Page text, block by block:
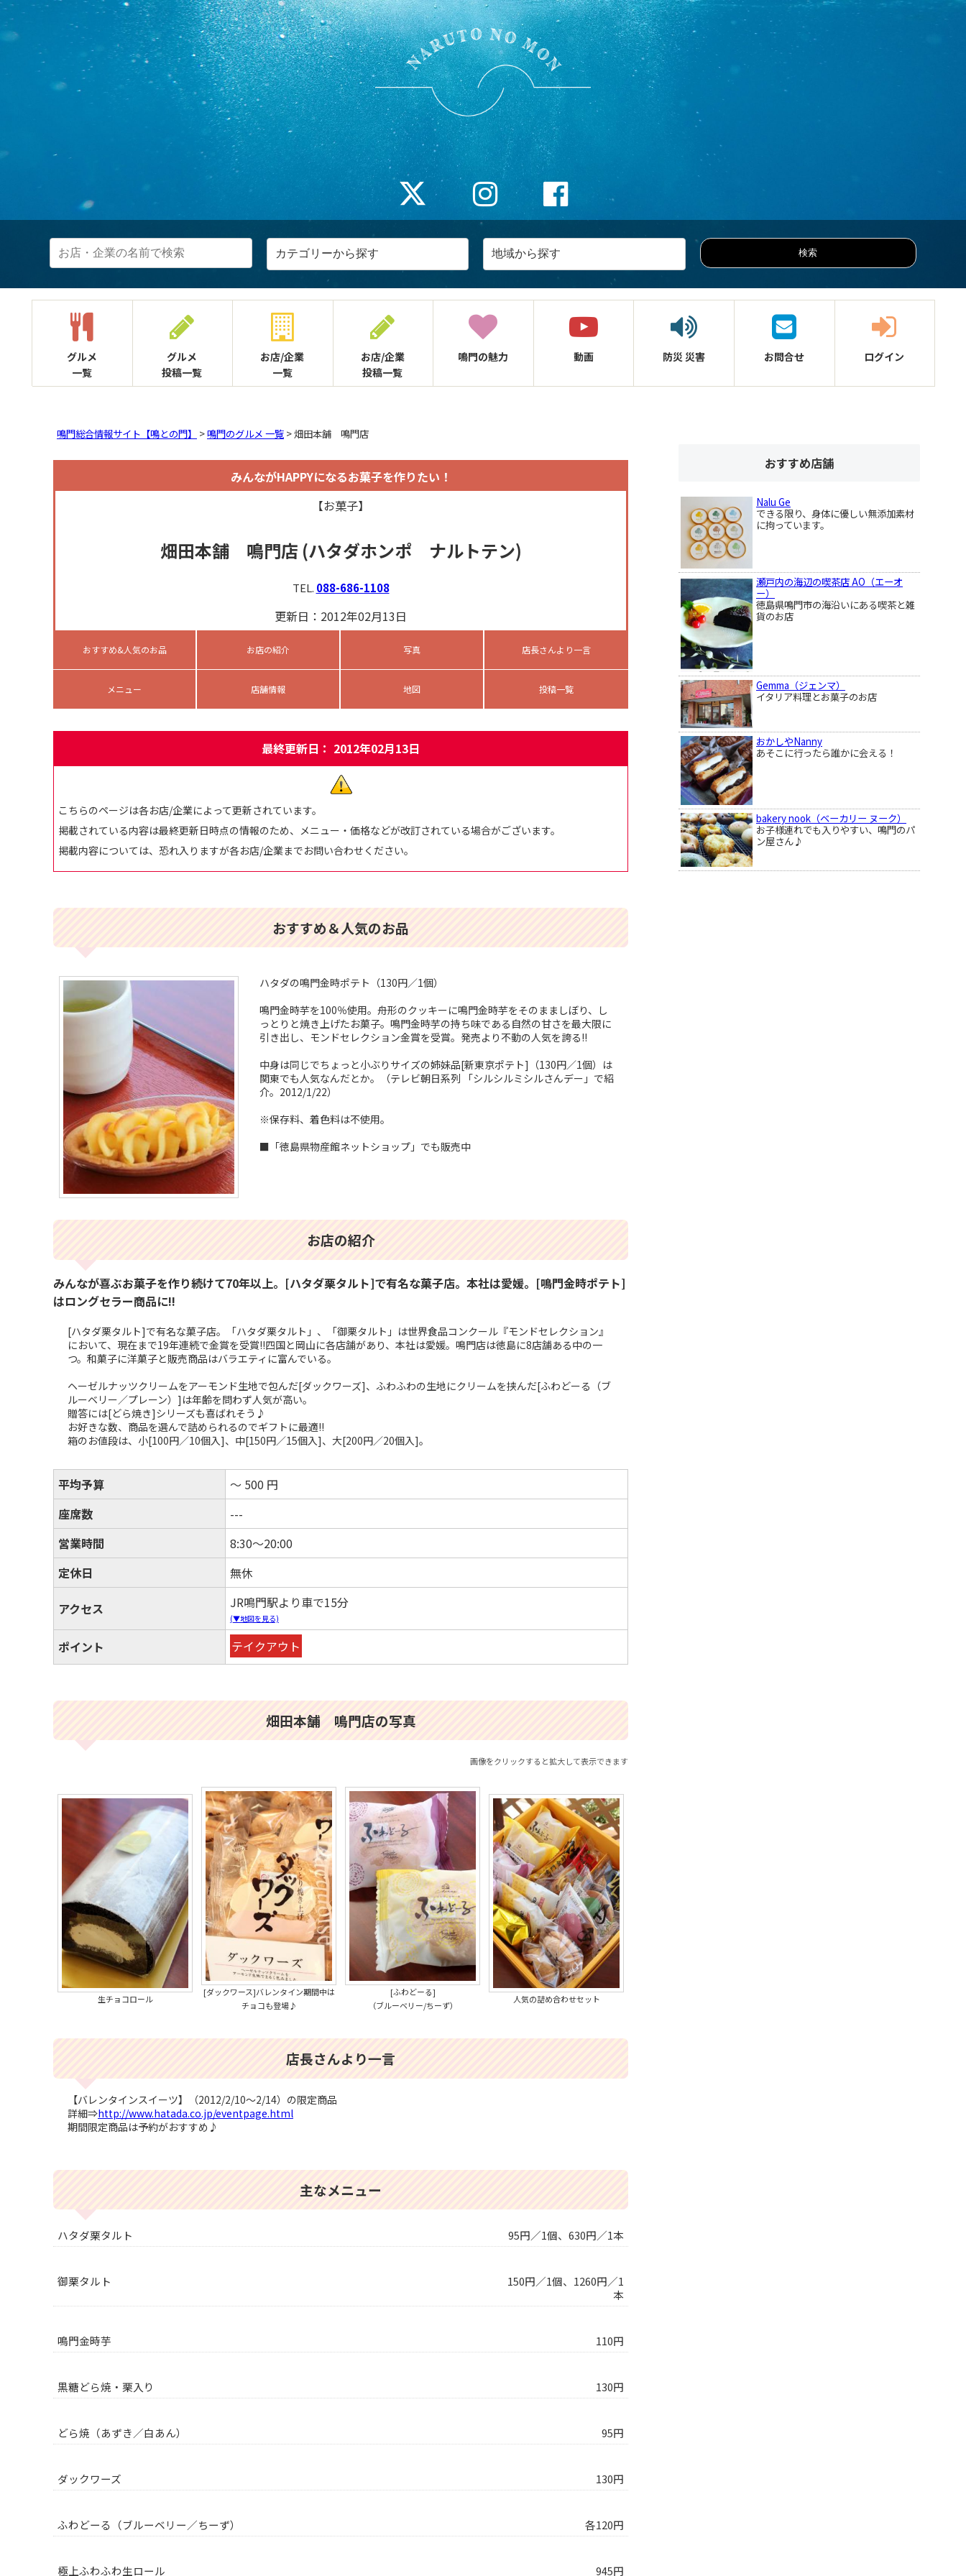
グルメ
一覧
グルメ
投稿一覧
お店/企業
一覧
お店/企業
投稿一覧
鳴門の魅力 動画 防災災害 お問合せ ログイン
鳴門総合情報サイト【鳴との門】 >鳴門のグルメ 一覧 > 畑田本舗 鳴門店
みんながHAPPYになるお菓子を作りたい！
【お菓子】
畑田本舗 鳴門店 (ハタダホンポ ナルトテン)
TEL. 088-686-1108
更新日：2012年02月13日
おすすめ&人気のお品 お店の紹介 写真 店長さんより一言
メニュー 店舗情報 地図 投稿一覧
最終更新日： 2012年02月13日
こちらのページは各お店/企業によって更新されています。
掲載されている内容は最終更新日時点の情報のため、メニュー・価格などが改訂されている場合がございます。
掲載内容については、恐れ入りますが各お店/企業までお問い合わせください。
おすすめ＆人気のお品
ハタダの鳴門金時ポテト（130円／1個）
鳴門金時芋を100％使用。舟形のクッキーに鳴門金時芋をそのまましぼり、し
っとりと焼き上げたお菓子。鳴門金時芋の持ち味である自然の甘さを最大限に
引き出し、モンドセレクション金賞を受賞。発売より不動の人気を誇る!!
中身は同じでちょっと小ぶりサイズの姉妹品[新東京ポテト]（130円／1個）は
関東でも人気なんだとか。（テレビ朝日系列 「シルシルミシルさんデー」で紹
介。2012/1/22）
※保存料、着色料は不使用。
■「徳島県物産館ネットショップ」でも販売中
お店の紹介
みんなが喜ぶお菓子を作り続けて70年以上。[ハタダ栗タルト]で有名な菓子店。本社は愛媛。[鳴門金時ポテト]
はロングセラー商品に!!
[ハタダ栗タルト]で有名な菓子店。「ハタダ栗タルト」、「御栗タルト」は世界食品コンクール『モンドセレクション』
において、現在まで19年連続で金賞を受賞!!四国と岡山に各店舗があり、本社は愛媛。鳴門店は徳島に8店舗ある中の一
つ。和菓子に洋菓子と販売商品はバラエティに富んでいる。
ヘーゼルナッツクリームをアーモンド生地で包んだ[ダックワーズ]、ふわふわの生地にクリームを挟んだ[ふわどーる（ブ
ルーベリー／プレーン）]は年齢を問わず人気が高い。
贈答には[どら焼き]シリーズも喜ばれそう♪
お好きな数、商品を選んで詰められるのでギフトに最適!!
箱のお値段は、小[100円／10個入]、中[150円／15個入]、大[200円／20個入]。
平均予算
～ 500 円
座席数
---
営業時間
8:30～20:00
定休日
無休
アクセス JR鳴門駅より車で15分
(▼地図を見る)
ポイント テイクアウト
畑田本舗 鳴門店の写真
画像をクリックすると拡大して表示できます
生チョコロール
[ダックワース]バレンタイン期間中は
チョコも登場♪
[ふわどーる]
（ブルーベリー/ちーず）
人気の詰め合わせセット
店長さんより一言
【バレンタインスイーツ】（2012/2/10～2/14）の限定商品
詳細⇒http://www.hatada.co.jp/eventpage.html
期間限定商品は予約がおすすめ♪
主なメニュー
ハタダ栗タルト 95円／1個、630円／1本
御栗タルト
150円／1個、1260円／1
本
鳴門金時芋 110円
黒糖どら焼・栗入り 130円
どら焼（あずき／白あん） 95円
ダックワーズ 130円
ふわどーる（ブルーベリー／ちーず） 各120円
極上ふわふわ生ロール 945円
おすすめ店舗
Nalu Ge
できる限り、身体に優しい無添加素材
に拘っています。
瀬戸内の海辺の喫茶店 AO（エーオ
ー）
徳島県鳴門市の海沿いにある喫茶と雑
貨のお店
Gemma（ジェンマ）
イタリア料理とお菓子のお店
おかしやNanny
あそこに行ったら誰かに会える！
bakery nook（ベーカリー ヌーク）
お子様連れでも入りやすい、鳴門のパ
ン屋さん♪